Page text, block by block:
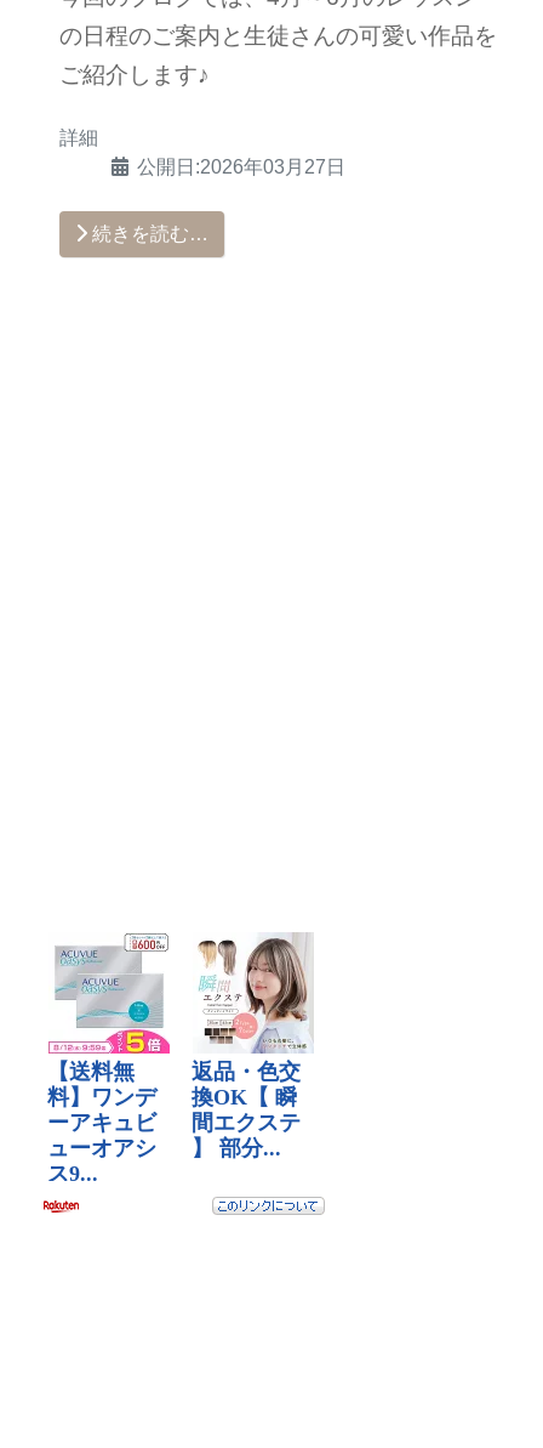
の日程のご案内と生徒さんの可愛い作品を
ご紹介します♪
詳細
公開日:2026年03月27日
続きを読む…